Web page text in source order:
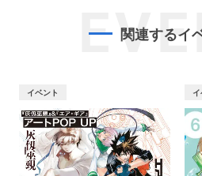
関連するイ
イベント